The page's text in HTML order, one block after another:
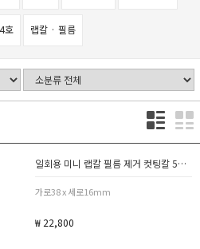
호 랩칼 · 필름
일회용 미니 랩칼 필름 제거 컷팅칼 5000개
가로38 x 세로16mm
₩ 22,800